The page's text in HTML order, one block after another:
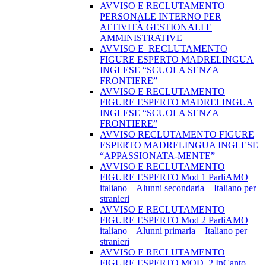
AVVISO E RECLUTAMENTO
PERSONALE INTERNO PER
ATTIVITÀ GESTIONALI E
AMMINISTRATIVE
AVVISO E RECLUTAMENTO
FIGURE ESPERTO MADRELINGUA
INGLESE “SCUOLA SENZA
FRONTIERE”
AVVISO E RECLUTAMENTO
FIGURE ESPERTO MADRELINGUA
INGLESE “SCUOLA SENZA
FRONTIERE”
AVVISO RECLUTAMENTO FIGURE
ESPERTO MADRELINGUA INGLESE
“APPASSIONATA-MENTE”
AVVISO E RECLUTAMENTO
FIGURE ESPERTO Mod 1 ParliAMO
italiano – Alunni secondaria – Italiano per
stranieri
AVVISO E RECLUTAMENTO
FIGURE ESPERTO Mod 2 ParliAMO
italiano – Alunni primaria – Italiano per
stranieri
AVVISO E RECLUTAMENTO